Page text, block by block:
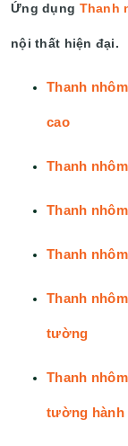
Ứng dụng Thanh
nội thất hiện đại.
Thanh
cao
Thanh
Thanh
Thanh
Thanh
tường
Thanh
tường hành